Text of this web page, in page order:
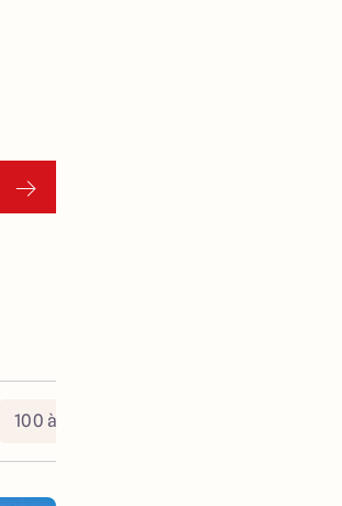
100 à 130 m²